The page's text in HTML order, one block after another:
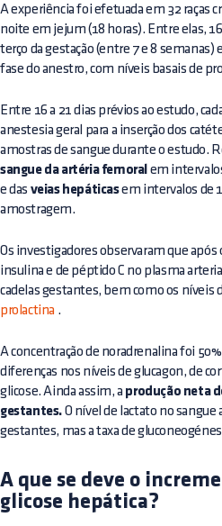
A experiência foi efetuada em 32 raças
noite em jejum (18 horas). Entre elas,
terço da gestação (entre 7 e 8 semanas)
fase do anestro, com níveis basais de
Entre 16 a 21 dias prévios ao estudo,
anestesia geral para a inserção dos
amostras de sangue durante o estudo.
sangue da artéria femoral em
e das veias hepáticasem intervalos de
amostragem.
Os investigadores observaram que
insulina e de péptido C no plasma
cadelas gestantes, bem como os níveis
prolactina .
A concentração de noradrenalina foi
diferenças nos níveis de glucagon, de
glicose. Ainda assim, a produção neta
gestantes. O nível de lactato no
gestantes, mas a taxa de
A que se deve o
glicose hepática?